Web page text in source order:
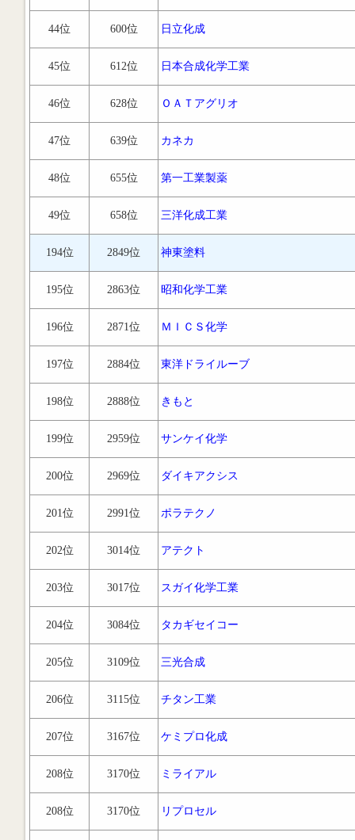
44位 600位 日立化成
45位 612位 日本合成化学工業
46位 628位 ＯＡＴアグリオ
47位 639位 カネカ
48位 655位 第一工業製薬
49位 658位 三洋化成工業
194位 2849位 神東塗料
195位 2863位 昭和化学工業
196位 2871位 ＭＩＣＳ化学
197位 2884位 東洋ドライルーブ
198位 2888位 きもと
199位 2959位 サンケイ化学
200位 2969位 ダイキアクシス
201位 2991位 ポラテクノ
202位 3014位 アテクト
203位 3017位 スガイ化学工業
204位 3084位 タカギセイコー
205位 3109位 三光合成
206位 3115位 チタン工業
207位 3167位 ケミプロ化成
208位 3170位 ミライアル
208位 3170位 リプロセル